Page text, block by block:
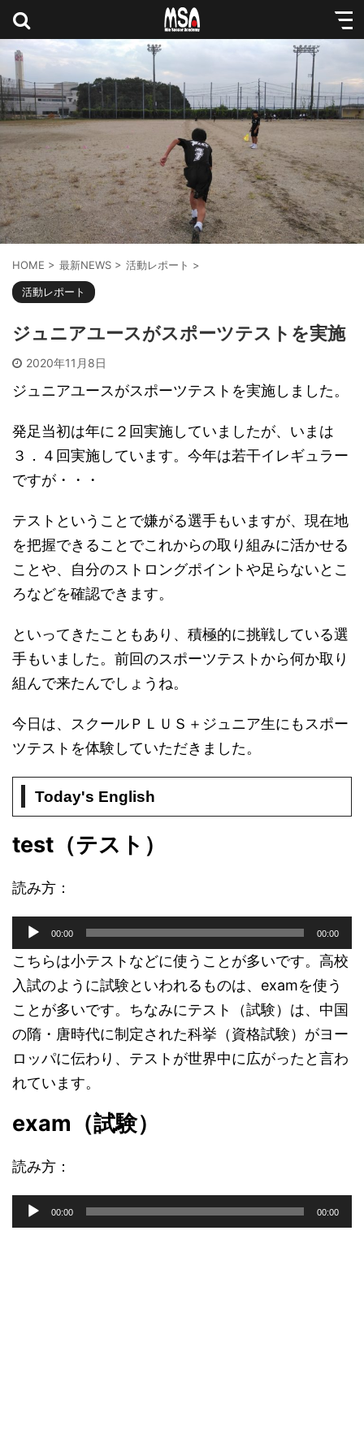
HOME > 最新NEWS > 活動レポート >
活動レポート
ジュニアユースがスポーツテストを実施
2020年11月8日
ジュニアユースがスポーツテストを実施しました。
発足当初は年に２回実施していましたが、いまは
３．４回実施しています。今年は若干イレギュラー
ですが・・・
テストということで嫌がる選手もいますが、現在地
を把握できることでこれからの取り組みに活かせる
ことや、自分のストロングポイントや足らないとこ
ろなどを確認できます。
といってきたこともあり、積極的に挑戦している選
手もいました。前回のスポーツテストから何か取り
組んで来たんでしょうね。
今日は、スクールＰＬＵＳ＋ジュニア生にもスポー
ツテストを体験していただきました。
Today's English
test（テスト）
読み方：
プ
レ
ー
ヤ
ー
00:00 00:00
こちらは小テストなどに使うことが多いです。高校
入試のように試験といわれるものは、examを使う
ことが多いです。ちなみにテスト（試験）は、中国
の隋・唐時代に制定された科挙（資格試験）がヨー
ロッパに伝わり、テストが世界中に広がったと言わ
れています。
exam（試験）
読み方：
00:00 00:00